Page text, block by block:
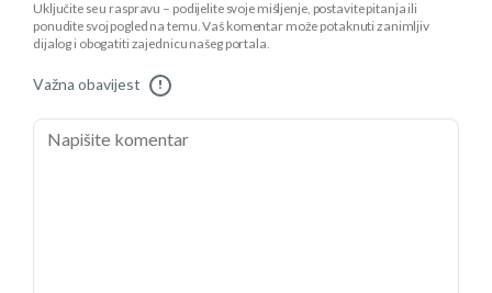
Uključite se u raspravu – podijelite svoje mišljenje, postavite pitanja ili
ponudite svoj pogled na temu. Vaš komentar može potaknuti zanimljiv
dijalog i obogatiti zajednicu našeg portala.
Važna obavijest !